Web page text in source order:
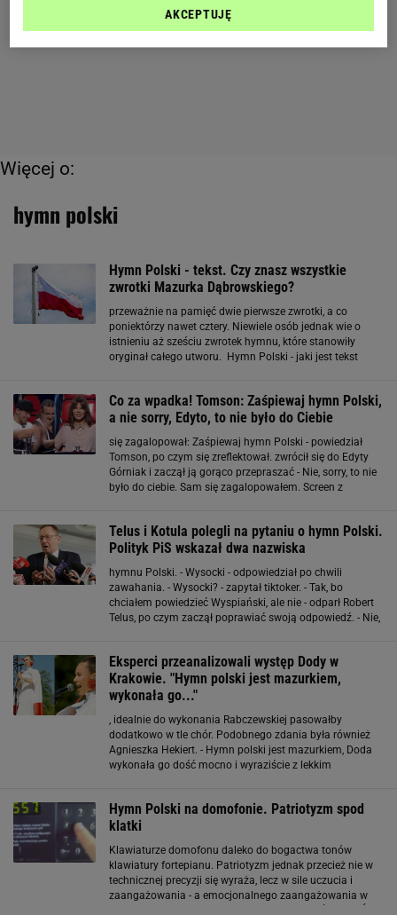
Więcej o:
hymn polski
Hymn Polski - tekst. Czy znasz wszystkie
zwrotki Mazurka Dąbrowskiego?
przeważnie na pamięć dwie pierwsze zwrotki, a co
poniektórzy nawet cztery. Niewiele osób jednak wie o
istnieniu aż sześciu zwrotek hymnu, które stanowiły
oryginał całego utworu. Hymn Polski - jaki jest tekst
Co za wpadka! Tomson: Zaśpiewaj hymn Polski,
a nie sorry, Edyto, to nie było do Ciebie
się zagalopował: Zaśpiewaj hymn Polski - powiedział
Tomson, po czym się zreflektował. zwrócił się do Edyty
Górniak i zaczął ją gorąco przepraszać - Nie, sorry, to nie
było do ciebie. Sam się zagalopowałem. Screen z
Telus i Kotula polegli na pytaniu o hymn Polski.
Polityk PiS wskazał dwa nazwiska
hymnu Polski. - Wysocki - odpowiedział po chwili
zawahania. - Wysocki? - zapytał tiktoker. - Tak, bo
chciałem powiedzieć Wyspiański, ale nie - odparł Robert
Telus, po czym zaczął poprawiać swoją odpowiedź. - Nie,
Eksperci przeanalizowali występ Dody w
Krakowie. "Hymn polski jest mazurkiem,
wykonała go..."
, idealnie do wykonania Rabczewskiej pasowałby
dodatkowo w tle chór. Podobnego zdania była również
Agnieszka Hekiert. - Hymn polski jest mazurkiem, Doda
wykonała go dość mocno i wyraziście z lekkim
Hymn Polski na domofonie. Patriotyzm spod
klatki
Klawiaturze domofonu daleko do bogactwa tonów
klawiatury fortepianu. Patriotyzm jednak przecież nie w
technicznej precyzji się wyraża, lecz w sile uczucia i
zaangażowania - a emocjonalnego zaangażowania w
AKCEPTUJĘ